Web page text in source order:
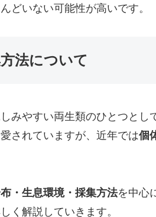
どいない可能性が高いです。
法について
みやすい両生類のひとつと
されていますが、近年では個
・生息環境・採集方法を中心
く解説していきます。